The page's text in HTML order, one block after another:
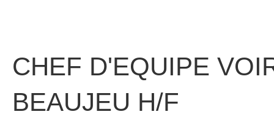
CHEF D'EQUIPE
BEAUJEU H/F